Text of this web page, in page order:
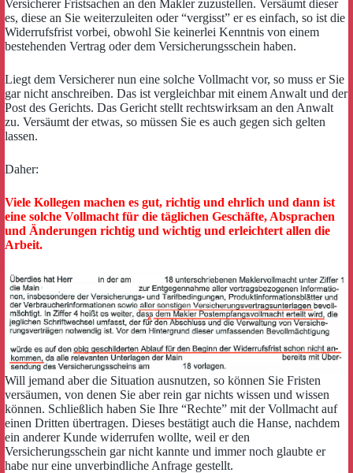
Versicherer Fristsachen an den Makler zuzustellen. Versäumt dieser
es, diese an Sie weiterzuleiten oder “vergisst” er es einfach, so ist die
Widerrufsfrist vorbei, obwohl Sie keinerlei Kenntnis von einem
bestehenden Vertrag oder dem Versicherungsschein haben.
Liegt dem Versicherer nun eine solche Vollmacht vor, so muss er Sie
gar nicht anschreiben. Das ist vergleichbar mit einem Anwalt und der
Post des Gerichts. Das Gericht stellt rechtswirksam an den Anwalt
zu. Versäumt der etwas, so müssen Sie es auch gegen sich gelten
lassen.
Daher:
Viele Kollegen machen es gut, richtig und ehrlich und dann ist
eine solche Vollmacht für die täglichen Geschäfte, Absprachen
und Änderungen richtig und wichtig und erleichtert allen die
Arbeit.
Will jemand aber die Situation ausnutzen, so können Sie Fristen
versäumen, von denen Sie aber rein gar nichts wissen und wissen
können. Schließlich haben Sie Ihre “Rechte” mit der Vollmacht auf
einen Dritten übertragen. Dieses bestätigt auch die Hanse, nachdem
ein anderer Kunde widerrufen wollte, weil er den
Versicherungsschein gar nicht kannte und immer noch glaubte er
habe nur eine unverbindliche Anfrage gestellt.